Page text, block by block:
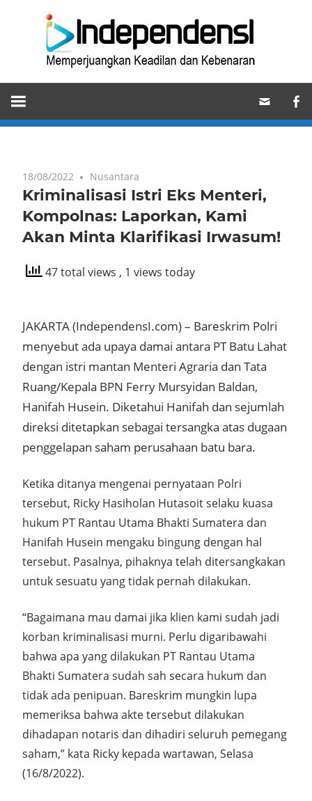
Memperjuangkan
Keadilan
dan
18/08/2022 Nusantara
Kriminalisasi Istri Eks Menteri,
Kompolnas: Laporkan, Kami
Akan Minta Klarifikasi Irwasum!
47 total views , 1 views today
JAKARTA (IndependensI.com) – Bareskrim Polri
menyebut ada upaya damai antara PT Batu Lahat
dengan istri mantan Menteri Agraria dan Tata
Ruang/Kepala BPN Ferry Mursyidan Baldan,
Hanifah Husein. Diketahui Hanifah dan sejumlah
direksi ditetapkan sebagai tersangka atas dugaan
penggelapan saham perusahaan batu bara.
Ketika ditanya mengenai pernyataan Polri
tersebut, Ricky Hasiholan Hutasoit selaku kuasa
hukum PT Rantau Utama Bhakti Sumatera dan
Hanifah Husein mengaku bingung dengan hal
tersebut. Pasalnya, pihaknya telah ditersangkakan
untuk sesuatu yang tidak pernah dilakukan.
“Bagaimana mau damai jika klien kami sudah jadi
korban kriminalisasi murni. Perlu digaribawahi
bahwa apa yang dilakukan PT Rantau Utama
Bhakti Sumatera sudah sah secara hukum dan
tidak ada penipuan. Bareskrim mungkin lupa
memeriksa bahwa akte tersebut dilakukan
dihadapan notaris dan dihadiri seluruh pemegang
saham,” kata Ricky kepada wartawan, Selasa
(16/8/2022).